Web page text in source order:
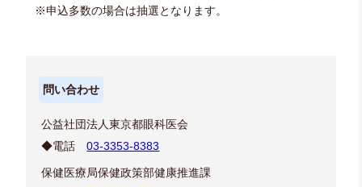
※申込多数の場合は抽選となります。
問い合わせ
公益社団法人東京都眼科医会
◆電話03-3353-8383
保健医療局保健政策部健康推進課